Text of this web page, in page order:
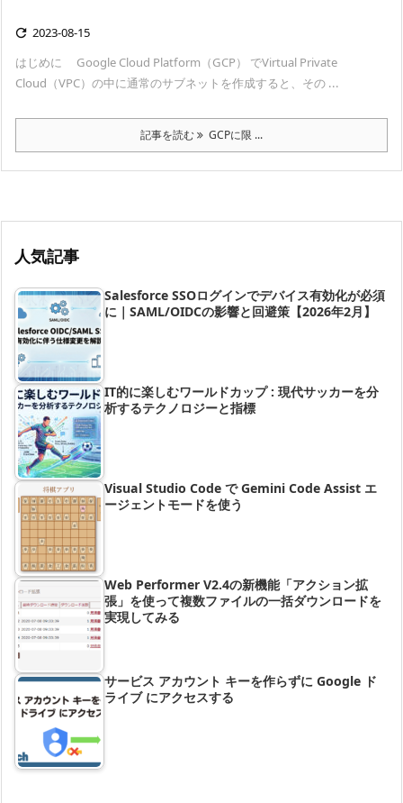
 2023-08-15
はじめに Google Cloud Platform（GCP） でVirtual Private
Cloud（VPC）の中に通常のサブネットを作成すると、その ...
記事を読む GCPに限 ...
人気記事
Salesforce SSOログインでデバイス有効化が必須
に｜SAML/OIDCの影響と回避策【2026年2月】
IT的に楽しむワールドカップ : 現代サッカーを分
析するテクノロジーと指標
Visual Studio Code で Gemini Code Assist エ
ージェントモードを使う
Web Performer V2.4の新機能「アクション拡
張」を使って複数ファイルの一括ダウンロードを
実現してみる
サービス アカウント キーを作らずに Google ド
ライブ にアクセスする